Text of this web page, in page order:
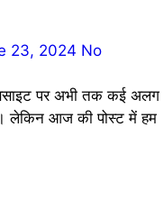
23, 2024 No
लेकिन आज की पोस्ट में हम